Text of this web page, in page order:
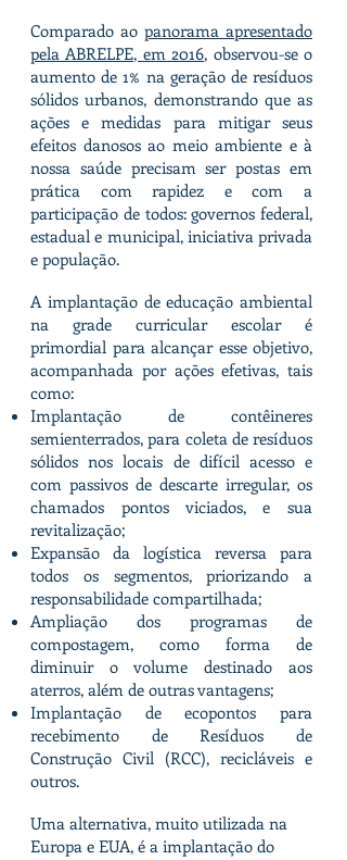
Comparado ao panorama apresentado
pela ABRELPE, em 2016, observou-se o
aumento de 1% na geração de resíduos
sólidos urbanos, demonstrando que as
ações e medidas para mitigar seus
efeitos danosos ao meio ambiente e à
nossa saúde precisam ser postas em
prática com rapidez e com a
participação de todos: governos federal,
estadual e municipal, iniciativa privada
e população.
A implantação de educação ambiental
na grade curricular escolar é
primordial para alcançar esse objetivo,
acompanhada por ações efetivas, tais
como:
Implantação de contêineres
semienterrados, para coleta de resíduos
sólidos nos locais de difícil acesso e
com passivos de descarte irregular, os
chamados pontos viciados, e sua
revitalização;
Expansão da logística reversa para
todos os segmentos, priorizando a
responsabilidade compartilhada;
Ampliação dos programas de
compostagem, como forma de
diminuir o volume destinado aos
aterros, além de outras vantagens;
Implantação de ecopontos para
recebimento de Resíduos de
Construção Civil (RCC), recicláveis e
outros.
Uma alternativa, muito utilizada na
Europa e EUA, é a implantação do